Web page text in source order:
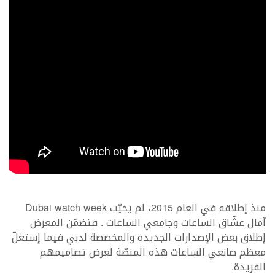
منذ إطلاقه في العام 2015، لم يخيّب Dubai watch week
آمال عشّاق الساعات وجامعي الساعات . فتضمّن المعرض
إطلاق بعض الإصدارات الجديدة والمخصصة لدبي فيما إستغلّ
معظم صانعي الساعات هذه المنصّة لعرض تصاميمهم
الفريدة.